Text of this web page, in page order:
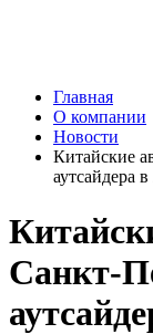
Главная
О компании
Новости
Китайские
аутсайдера
Санкт-